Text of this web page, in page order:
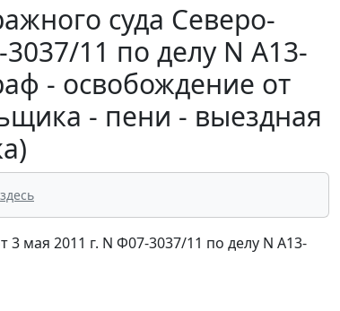
суда Северо-
11 по делу N А13-
- освобождение от
- пени - выездная
здесь
мая 2011 г. N Ф07-3037/11 по делу N А13-